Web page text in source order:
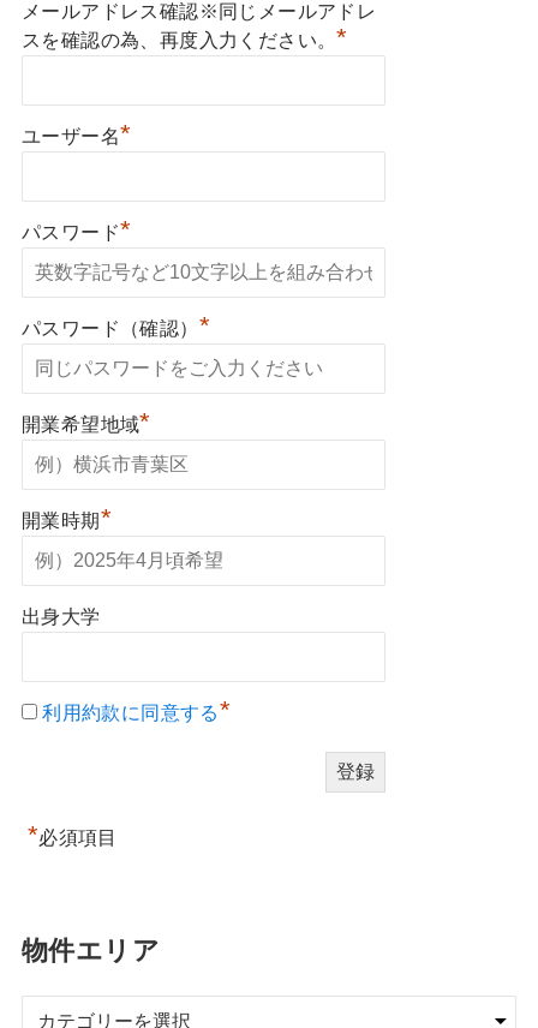
メールアドレス確認※同じメールアドレ
スを確認の為、再度入力ください。*
ユーザー名*
パスワード*
パスワード（確認） *
開業希望地域*
開業時期*
出身大学
利用約款に同意する*
*必須項目
物件エリア